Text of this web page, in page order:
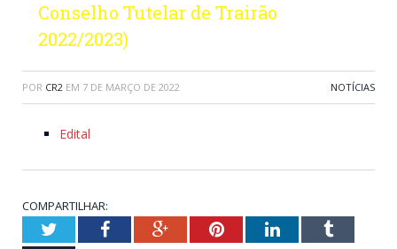
Conselho Tutelar de Trairão
2022/2023)
POR CR2 EM 7 DE MARÇO DE 2022 NOTÍCIAS
Edital
COMPARTILHAR:
TwitterFacebookGoogle+PinterestLinkedInTumblr